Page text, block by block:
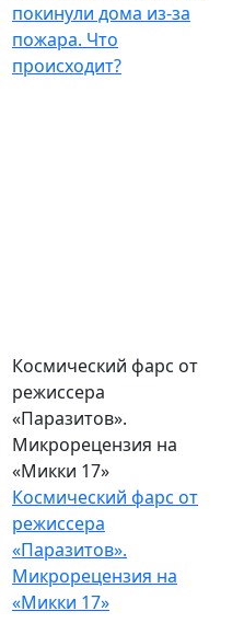
покинули дома из-за
пожара. Что
происходит?
Космический фарс от
режиссера
«Паразитов».
Микрорецензия на
«Микки 17»
Космический фарс от
режиссера
«Паразитов».
Микрорецензия на
«Микки 17»